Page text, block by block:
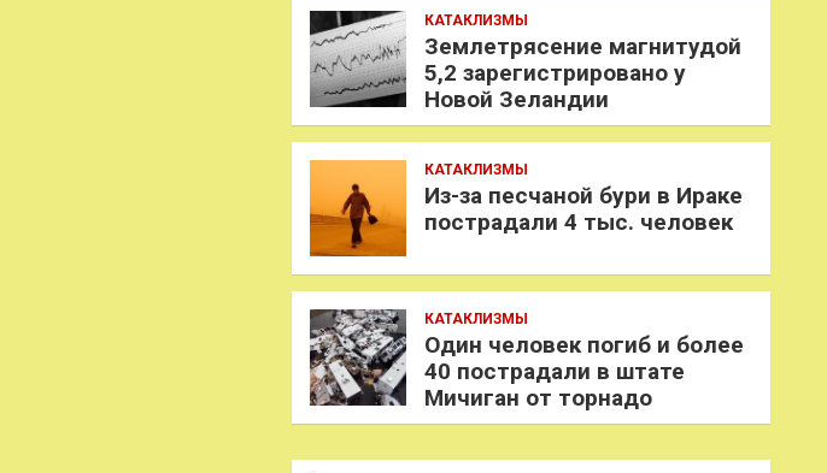
КАТАКЛИЗМЫ
Землетрясение магнитудой
5,2 зарегистрировано у
Новой Зеландии
КАТАКЛИЗМЫ
Из-за песчаной бури в Ираке
пострадали 4 тыс. человек
КАТАКЛИЗМЫ
Один человек погиб и более
40 пострадали в штате
Мичиган от торнадо